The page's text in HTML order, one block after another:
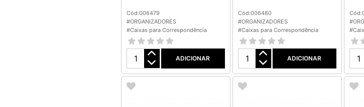
Cód:006479
#ORGANIZADORES
#Caixas para Correspondência
ADICIONAR
Cód:006480
#ORGANIZADORES
#Caixas para Correspondência
ADICIONAR